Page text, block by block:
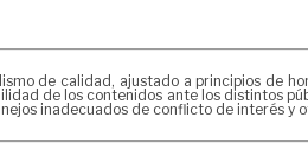
de calidad, ajustado a principios
de los contenidos ante los distintos
inadecuados de conflicto de interés